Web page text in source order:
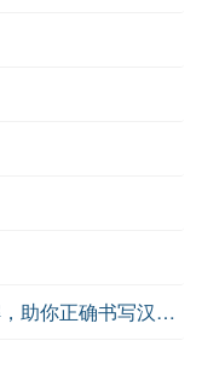
易的繁体字怎么写？这份易字繁体详解，助你正确书写汉字_汉字繁体学习